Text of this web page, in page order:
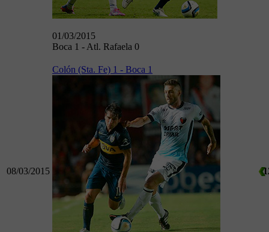
01/03/2015
Boca 1 - Atl. Rafaela 0
08/03/2015
Colón (Sta. Fe) 1 - Boca 1